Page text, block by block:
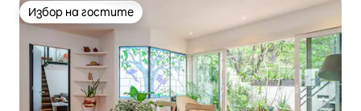
Избор на гостите
Избор на гостите